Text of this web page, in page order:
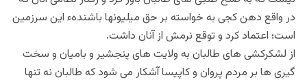
در واقع دهن کجی به خواسته بر حق میلیونها باشندهء این سرزمین
است؛ اعتماد کرد و توقع نرمش از آنان داشت.
از لشکرکشی های طالبان به ولایت های پنجشیر و بامیان و سخت
گیری ها بر مردم پروان و کاپیسا آشکار می شود که طالبان نه تنها